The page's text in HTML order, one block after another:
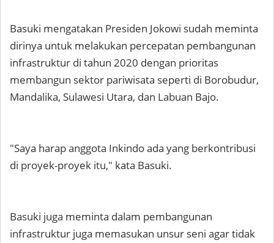
Basuki mengatakan Presiden Jokowi sudah meminta
dirinya untuk melakukan percepatan pembangunan
infrastruktur di tahun 2020 dengan prioritas
membangun sektor pariwisata seperti di Borobudur,
Mandalika, Sulawesi Utara, dan Labuan Bajo.
"Saya harap anggota Inkindo ada yang berkontribusi
di proyek-proyek itu," kata Basuki.
Basuki juga meminta dalam pembangunan
infrastruktur juga memasukan unsur seni agar tidak